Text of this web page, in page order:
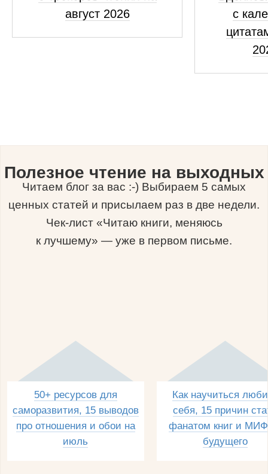
август 2026
с
Полезное чтение на выходных
Читаем блог за вас :-) Выбираем 5 самых
ценных статей и присылаем раз в две недели.
Чек-лист «Читаю книги, меняюсь
к лучшему» — уже в первом письме.
50+ ресурсов для
саморазвития, 15 выводов
про отношения и обои на
июль
Как научиться
себя, 15 причин
фанатом книг и
будущего